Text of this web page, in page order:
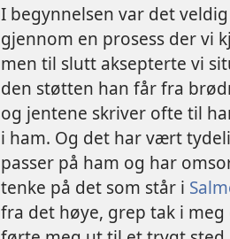
I begynnelsen var det
gjennom en prosess der vi
men til slutt aksepterte vi
den støtten han får fra
og jentene skriver ofte til
i ham. Og det har vært
passer på ham og har
tenke på det som står i
fra det høye, grep tak i